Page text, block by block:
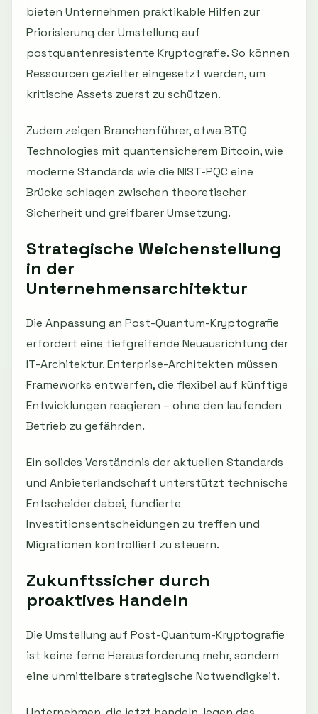
bieten Unternehmen praktikable Hilfen zur
Priorisierung der Umstellung auf
postquantenresistente Kryptografie. So können
Ressourcen gezielter eingesetzt werden, um
kritische Assets zuerst zu schützen.
Zudem zeigen Branchenführer, etwa BTQ
Technologies mit quantensicherem Bitcoin, wie
moderne Standards wie die NIST-PQC eine
Brücke schlagen zwischen theoretischer
Sicherheit und greifbarer Umsetzung.
Strategische Weichenstellung
in der
Unternehmensarchitektur
Die Anpassung an Post-Quantum-Kryptografie
erfordert eine tiefgreifende Neuausrichtung der
IT-Architektur. Enterprise-Architekten müssen
Frameworks entwerfen, die flexibel auf künftige
Entwicklungen reagieren – ohne den laufenden
Betrieb zu gefährden.
Ein solides Verständnis der aktuellen Standards
und Anbieterlandschaft unterstützt technische
Entscheider dabei, fundierte
Investitionsentscheidungen zu treffen und
Migrationen kontrolliert zu steuern.
Zukunftssicher durch
proaktives Handeln
Die Umstellung auf Post-Quantum-Kryptografie
ist keine ferne Herausforderung mehr, sondern
eine unmittelbare strategische Notwendigkeit.